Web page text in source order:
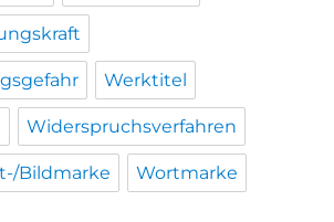
Werktitel
Widerspruchsverfahren
Bildmarke Wortmarke